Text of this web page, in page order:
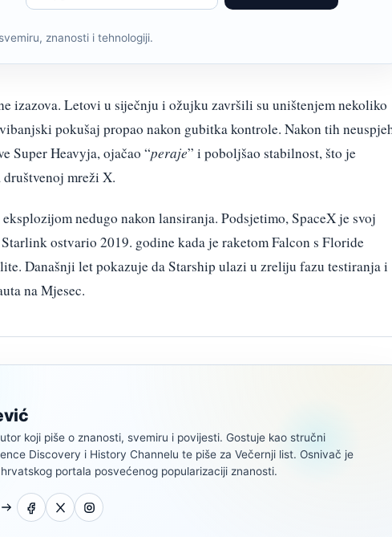
znanosti i tehnologiji.
izazova. Letovi u siječnju i ožujku završili su uništenjem nekoliko
pokušaj propao nakon gubitka kontrole. Nakon tih
Super Heavyja, ojačao “peraje” i poboljšao stabilnost, što je
mreži X.
nedugo nakon lansiranja. Podsjetimo, SpaceX je svoj
ostvario 2019. godine kada je raketom Falcon s Floride
Današnji let pokazuje da Starship ulazi u zreliju fazu testiranja i
na Mjesec.
koji piše o znanosti, svemiru i povijesti. Gostuje kao stručni
Discovery i History Channelu te piše za Večernji list. Osnivač je
portala posvećenog popularizaciji znanosti.